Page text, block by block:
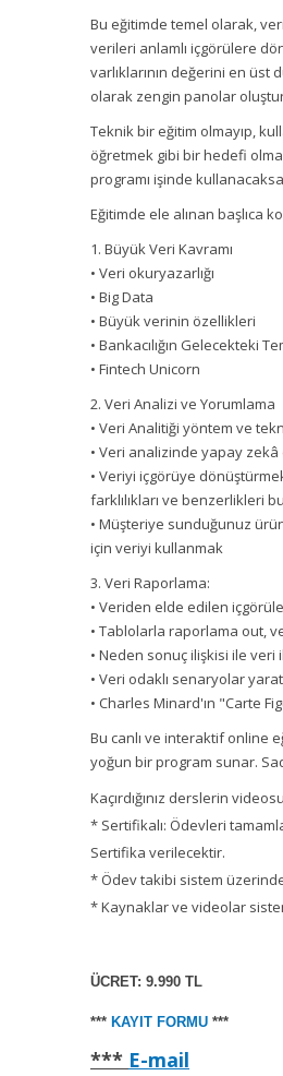
Bu eğitimde temel olarak,
verileri anlamlı içgörülere
varlıklarının değerini en üst
olarak zengin panolar
Teknik bir eğitim olmayıp,
öğretmek gibi bir hedefi
programı işinde
Eğitimde ele alınan başlıca
1. Büyük Veri Kavramı
• Veri okuryazarlığı
• Big Data
• Büyük verinin özellikleri
• Bankacılığın Gelecekteki
• Fintech Unicorn
2. Veri Analizi ve Yorumlama
• Veri Analitiği yöntem ve
• Veri analizinde yapay zekâ
• Veriyi içgörüye
farklılıkları ve benzerlikleri
• Müşteriye sunduğunuz
için veriyi kullanmak
3. Veri Raporlama:
• Veriden elde edilen
• Tablolarla raporlama out,
• Neden sonuç ilişkisi ile veri
• Veri odaklı senaryolar
• Charles Minard'ın "Carte
Bu canlı ve interaktif online
yoğun bir program sunar.
Kaçırdığınız derslerin
* Sertifikalı: Ödevleri
Sertifika verilecektir.
* Ödev takibi sistem
* Kaynaklar ve videolar
ÜCRET: 9.990 TL
*** KAYIT FORMU ***
*** E-mail